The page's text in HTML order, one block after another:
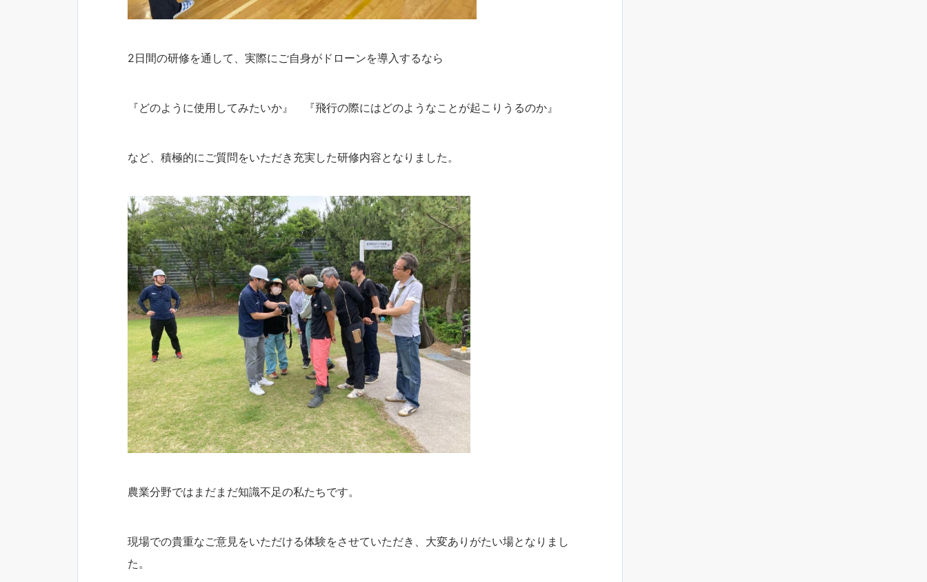
2日間の研修を通して、実際にご自身がドローンを導入するなら
『どのように使用してみたいか』 『飛行の際にはどのようなことが起こりうるのか』
など、積極的にご質問をいただき充実した研修内容となりました。
農業分野ではまだまだ知識不足の私たちです。
現場での貴重なご意見をいただける体験をさせていただき、大変ありがたい場となりまし
た。